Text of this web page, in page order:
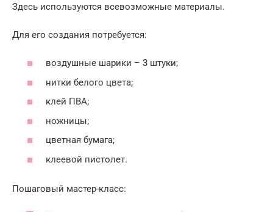
Здесь используются всевозможные материалы.
Для его создания потребуется:
воздушные шарики – 3 штуки;
нитки белого цвета;
клей ПВА;
ножницы;
цветная бумага;
клеевой пистолет.
Пошаговый мастер-класс: